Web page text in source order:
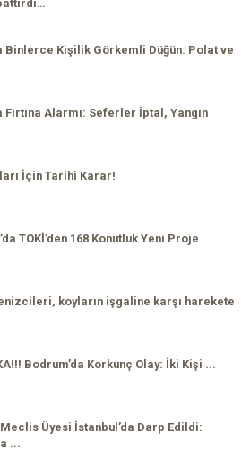
Binlerce Kişilik Görkemli Düğün: Polat ve
Fırtına Alarmı: Seferler İptal, Yangın
İçin Tarihi Karar!
TOKİ’den 168 Konutluk Yeni Proje
koyların işgaline karşı harekete
Bodrum’da Korkunç Olay: İki Kişi ...
Üyesi İstanbul’da Darp Edildi:
...